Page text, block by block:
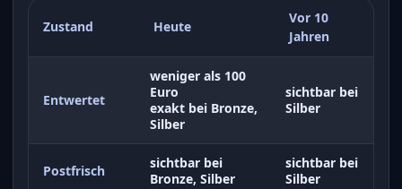
Zustand Heute
Vor 10
Jahren
Entwertet
weniger als 100
Euro
exakt bei Bronze,
Silber
sichtbar bei
Silber
Postfrisch
sichtbar bei
Bronze, Silber
sichtbar bei
Silber